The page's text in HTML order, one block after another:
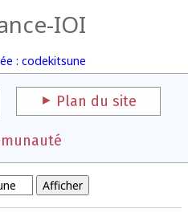
IOI
: codekitsune
Plan du site